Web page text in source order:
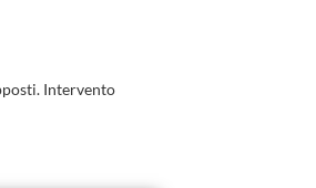
Intervento